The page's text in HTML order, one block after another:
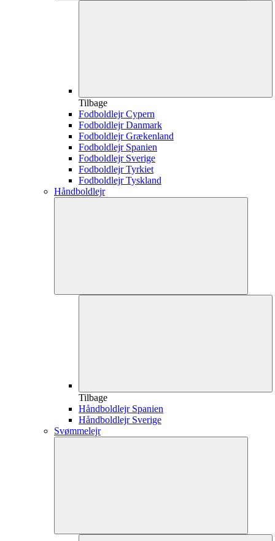
Tilbage
Fodboldlejr Cypern
Fodboldlejr Danmark
Fodboldlejr Grækenland
Fodboldlejr Spanien
Fodboldlejr Sverige
Fodboldlejr Tyrkiet
Fodboldlejr Tyskland
Håndboldlejr
Tilbage
Håndboldlejr Spanien
Håndboldlejr Sverige
Svømmelejr